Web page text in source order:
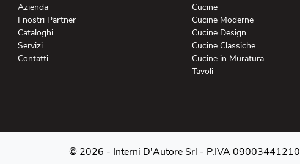
Azienda
I nostri Partner
Cataloghi
Servizi
Contatti
Cucine
Cucine Moderne
Cucine Design
Cucine Classiche
Cucine in Muratura
Tavoli
© 2026 - Interni D'Autore Srl - P.IVA 09003441210